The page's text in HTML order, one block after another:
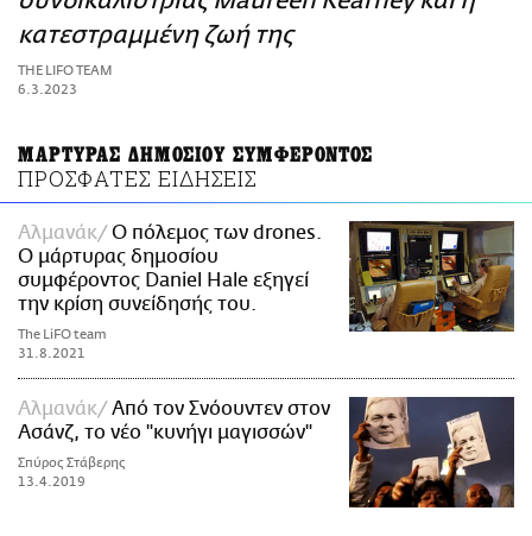
ΑΜΠΑ
PRINT
κατεστραμμένη ζωή της
THE LIFO TEAM
6.3.2023
ΜΑΡΤΥΡΑΣ ΔΗΜΟΣΙΟΥ ΣΥΜΦΕΡΟΝΤΟΣ
ΠΡΟΣΦΑΤΕΣ ΕΙΔΗΣΕΙΣ
Αλμανάκ
Ο πόλεμος των drones.
Ο μάρτυρας δημοσίου
συμφέροντος Daniel Hale εξηγεί
την κρίση συνείδησής του.
The LiFO team
31.8.2021
Αλμανάκ
Από τον Σνόουντεν στον
Ασάνζ, το νέο "κυνήγι μαγισσών"
Σπύρος Στάβερης
13.4.2019